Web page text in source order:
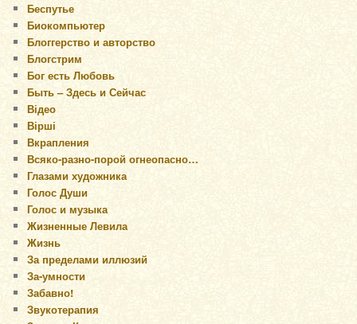
Беспутье
Биокомпьютер
Блоггерство и авторство
Блогстрим
Бог есть Любовь
Быть – Здесь и Сейчас
Відео
Вірші
Вкрапления
Всяко-разно-порой огнеопасно…
Глазами художника
Голос Души
Голос и музыка
Жизненные Левила
Жизнь
За пределами иллюзий
За-умности
Забавно!
Звукотерапия